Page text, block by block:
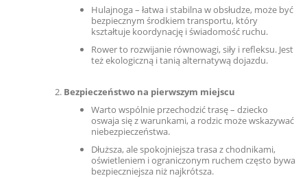
Hulajnoga – łatwa i stabilna w obsłudze, może być
bezpiecznym środkiem transportu, który
kształtuje koordynację i świadomość ruchu.
Rower to rozwijanie równowagi, siły i refleksu. Jest
też ekologiczną i tanią alternatywą dojazdu.
Bezpieczeństwo na pierwszym miejscu
Warto wspólnie przechodzić trasę – dziecko
oswaja się z warunkami, a rodzic może wskazywać
niebezpieczeństwa.
Dłuższa, ale spokojniejsza trasa z chodnikami,
oświetleniem i ograniczonym ruchem często bywa
bezpieczniejsza niż najkrótsza.